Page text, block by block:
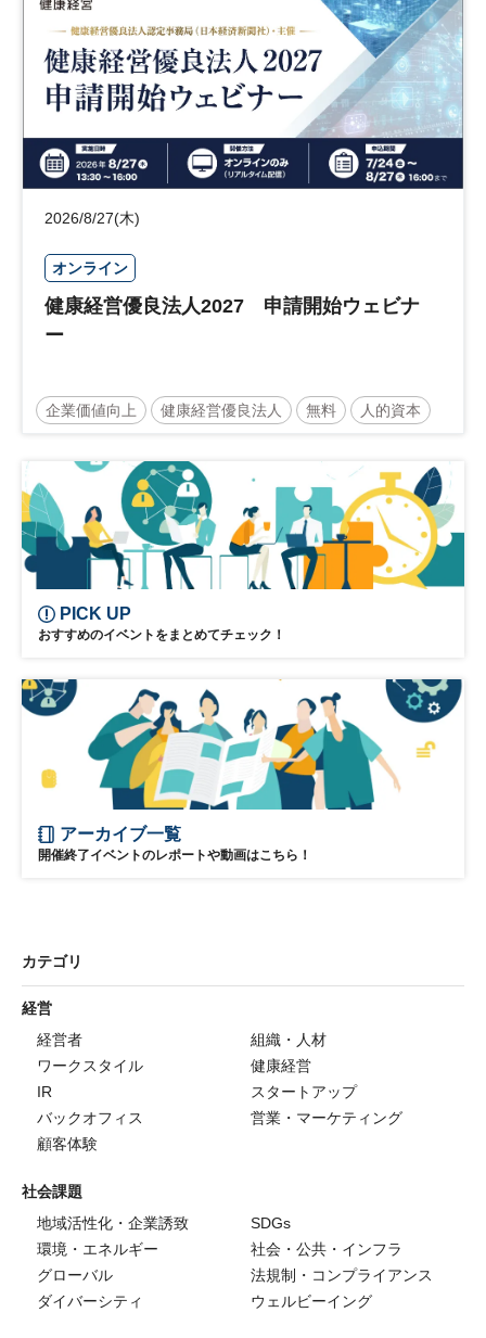
2026/8/27(木)
オンライン
健康経営優良法人2027 申請開始ウェビナ
ー
企業価値向上 健康経営優良法人 無料 人的資本
PICK UP
おすすめのイベントをまとめてチェック！
アーカイブ一覧
開催終了イベントのレポートや動画はこちら！
カテゴリ
経営
経営者
組織・人材
ワークスタイル
健康経営
IR
スタートアップ
バックオフィス
営業・マーケティング
顧客体験
社会課題
地域活性化・企業誘致
SDGs
環境・エネルギー
社会・公共・インフラ
グローバル
法規制・コンプライアンス
ダイバーシティ
ウェルビーイング